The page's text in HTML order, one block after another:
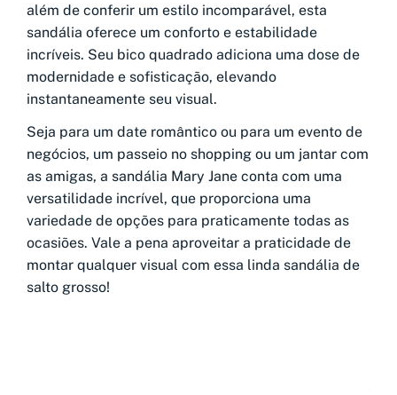
além de conferir um estilo incomparável, esta
sandália oferece um conforto e estabilidade
incríveis. Seu bico quadrado adiciona uma dose de
modernidade e sofisticação, elevando
instantaneamente seu visual.
Seja para um date romântico ou para um evento de
negócios, um passeio no shopping ou um jantar com
as amigas, a sandália Mary Jane conta com uma
versatilidade incrível, que proporciona uma
variedade de opções para praticamente todas as
ocasiões. Vale a pena aproveitar a praticidade de
montar qualquer visual com essa linda sandália de
salto grosso!